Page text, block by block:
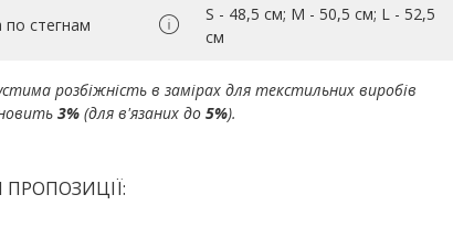
стегнам
S - 48,5 см; M - 50,5 см; L - 52,5
см
розбіжність в замірах для текстильних виробів
3% (для в'язаних до 5%).
ПРОПОЗИЦІЇ: